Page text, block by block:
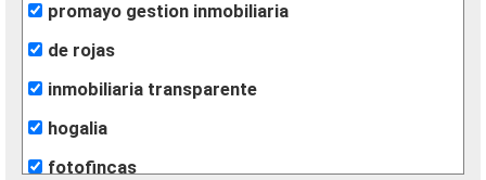
promayo gestion inmobiliaria
de rojas
inmobiliaria transparente
hogalia
fotofincas